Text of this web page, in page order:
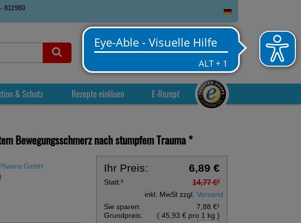
0
Warenkorb
811980
& Schutz Rezepte einlösen E-Rezept
Bewegungsschmerz nach stumpfem Trauma*
GmbH
Ihr Preis: 6,89 €
Statt:² 14,77 €²
inkl. MwSt zzgl.Versand
Sie sparen:
7,88 €¹
Grundpreis:
( 45,93 € pro 1 kg)